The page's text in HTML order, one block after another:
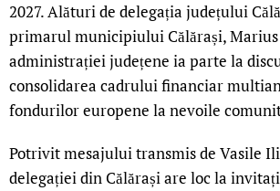
2027. Alături de delegația județului
primarul municipiului Călărași,
administrației județene ia parte la
consolidarea cadrului financiar
fondurilor europene la nevoile
Potrivit mesajului transmis de Vasile
delegației din Călărași are loc la